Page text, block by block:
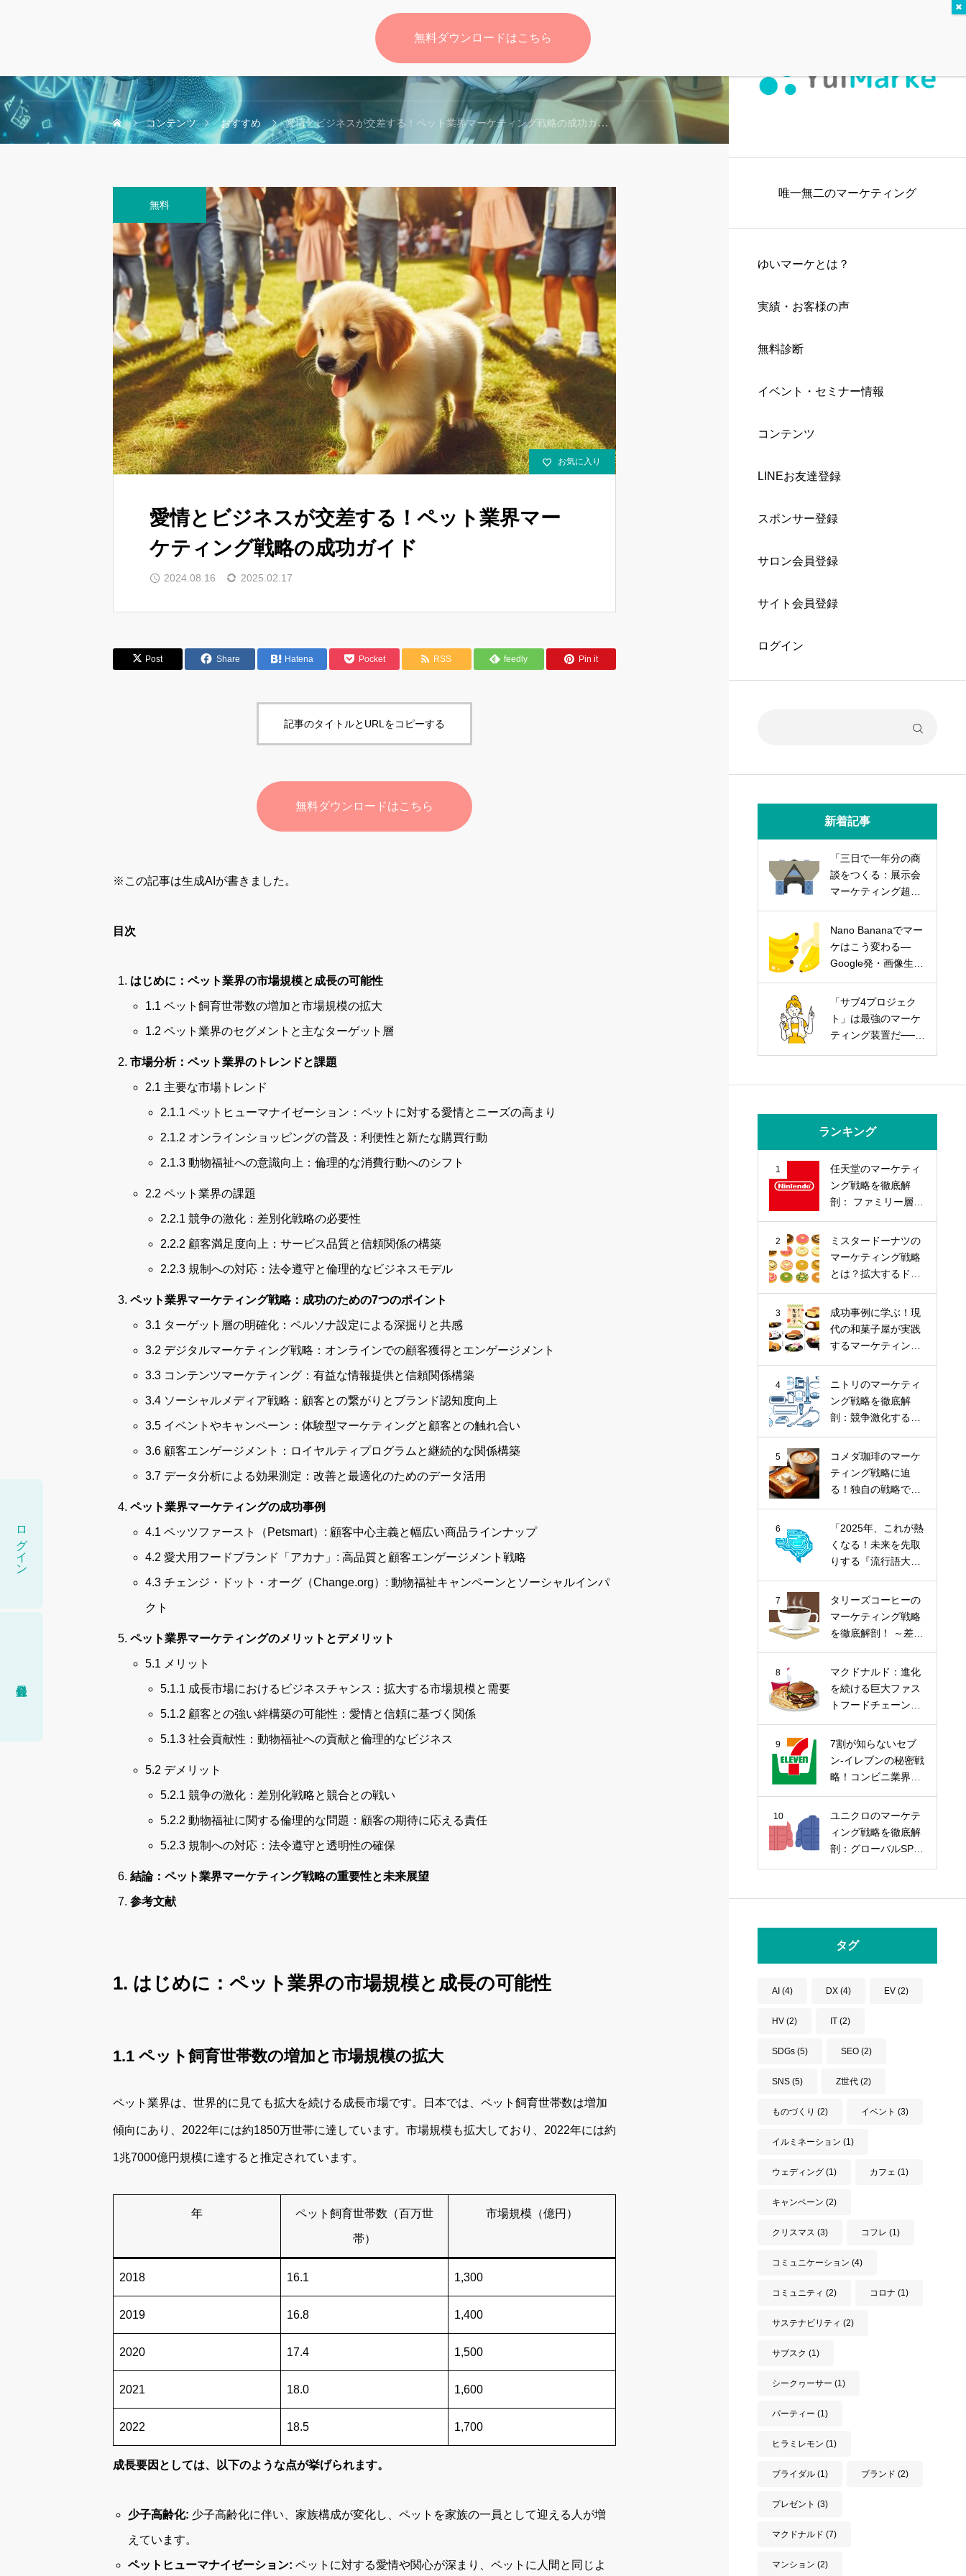
唯一無二のマーケティング
ゆいマーケとは？
実績・お客様の声
無料診断
イベント・セミナー情報
コンテンツ
LINEお友達登録
スポンサー登録
サロン会員登録
サイト会員登録
ログイン
新着記事
「三日で一年分の商
談をつくる：展示会
マーケティング超実
Nano Bananaでマー
ケはこう変わる―
Google発・画像生成
戦略
「サブ4プロジェク
ト」は最強のマーケ
ティング装置だ──走
ランキング
1
任天堂のマーケティ
ング戦略を徹底解
剖： ファミリー層の
戦略とは？
2
ミスタードーナツの
マーケティング戦略
とは？拡大するドー
む！
3
成功事例に学ぶ！現
代の和菓子屋が実践
するマーケティング
4
ニトリのマーケティ
ング戦略を徹底解
剖：競争激化する家
「お、ねだん以
上。」の価値提供
5
コメダ珈琲のマーケ
ティング戦略に迫
る！独自の戦略で喫
6
「2025年、これが熱
くなる！未来を先取
りする『流行語大賞
心トレンド」
7
タリーズコーヒーの
マーケティング戦略
を徹底解剖！ ～差別
題まで～
8
マクドナルド：進化
を続ける巨大ファス
トフードチェーンの
9
7割が知らないセブ
ン-イレブンの秘密戦
略！コンビニ業界の
10
ユニクロのマーケテ
ィング戦略を徹底解
剖：グローバルSPA
タグ
AI (4) DX (4) EV (2)
HV (2) IT (2)
SDGs (5) SEO (2)
SNS (5) Z世代 (2)
ものづくり (2) イベント (3)
イルミネーション (1)
ウェディング (1) カフェ (1)
キャンペーン (2)
クリスマス (3) コフレ (1)
コミュニケーション (4)
コミュニティ (2) コロナ (1)
サステナビリティ (2)
サブスク (1)
シークヮーサー (1)
パーティー (1)
ヒラミレモン (1)
ブライダル (1) ブランド (2)
プレゼント (3)
マクドナルド (7)
マンション (2)
無料
コンテンツ おすすめ 愛情とビジネスが交差する！ペット業界マーケティング戦略の成功ガイド
無料
お気に入り
愛情とビジネスが交差する！ペット業界マー
ケティング戦略の成功ガイド
2024.08.16 2025.02.17
Post Share Hatena Pocket RSS feedly Pin it
記事のタイトルとURLをコピーする
無料ダウンロードはこちら
※この記事は生成AIが書きました。
目次
はじめに：ペット業界の市場規模と成長の可能性
1.1 ペット飼育世帯数の増加と市場規模の拡大
1.2 ペット業界のセグメントと主なターゲット層
市場分析：ペット業界のトレンドと課題
2.1 主要な市場トレンド
2.1.1 ペットヒューマナイゼーション：ペットに対する愛情とニーズの高まり
2.1.2 オンラインショッピングの普及：利便性と新たな購買行動
2.1.3 動物福祉への意識向上：倫理的な消費行動へのシフト
2.2 ペット業界の課題
2.2.1 競争の激化：差別化戦略の必要性
2.2.2 顧客満足度向上：サービス品質と信頼関係の構築
2.2.3 規制への対応：法令遵守と倫理的なビジネスモデル
ペット業界マーケティング戦略：成功のための7つのポイント
3.1 ターゲット層の明確化：ペルソナ設定による深掘りと共感
3.2 デジタルマーケティング戦略：オンラインでの顧客獲得とエンゲージメント
3.3 コンテンツマーケティング：有益な情報提供と信頼関係構築
3.4 ソーシャルメディア戦略：顧客との繋がりとブランド認知度向上
3.5 イベントやキャンペーン：体験型マーケティングと顧客との触れ合い
3.6 顧客エンゲージメント：ロイヤルティプログラムと継続的な関係構築
3.7 データ分析による効果測定：改善と最適化のためのデータ活用
ペット業界マーケティングの成功事例
4.1 ペッツファースト（Petsmart）: 顧客中心主義と幅広い商品ラインナップ
4.2 愛犬用フードブランド「アカナ」: 高品質と顧客エンゲージメント戦略
4.3 チェンジ・ドット・オーグ（Change.org）: 動物福祉キャンペーンとソーシャルインパ
クト
ペット業界マーケティングのメリットとデメリット
5.1 メリット
5.1.1 成長市場におけるビジネスチャンス：拡大する市場規模と需要
5.1.2 顧客との強い絆構築の可能性：愛情と信頼に基づく関係
5.1.3 社会貢献性：動物福祉への貢献と倫理的なビジネス
5.2 デメリット
5.2.1 競争の激化：差別化戦略と競合との戦い
5.2.2 動物福祉に関する倫理的な問題：顧客の期待に応える責任
5.2.3 規制への対応：法令遵守と透明性の確保
結論：ペット業界マーケティング戦略の重要性と未来展望
参考文献
1. はじめに：ペット業界の市場規模と成長の可能性
1.1 ペット飼育世帯数の増加と市場規模の拡大
ペット業界は、世界的に見ても拡大を続ける成長市場です。日本では、ペット飼育世帯数は増加
傾向にあり、2022年には約1850万世帯に達しています。市場規模も拡大しており、2022年には約
1兆7000億円規模に達すると推定されています。
年 ペット飼育世帯数（百万世
帯）
市場規模（億円）
2018 16.1 1,300
2019 16.8 1,400
2020 17.4 1,500
2021 18.0 1,600
2022 18.5 1,700
成長要因としては、以下のような点が挙げられます。
少子高齢化: 少子高齢化に伴い、家族構成が変化し、ペットを家族の一員として迎える人が増
えています。
ペットヒューマナイゼーション: ペットに対する愛情や関心が深まり、ペットに人間と同じよ
ログイン
無料ダウンロードはこちら